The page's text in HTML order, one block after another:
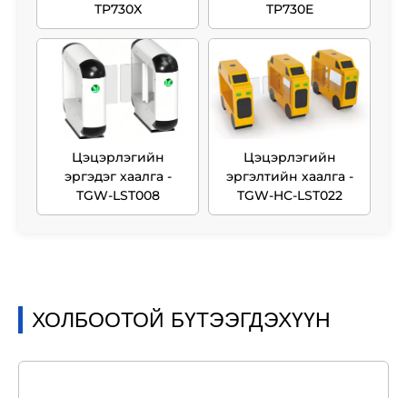
TP730X
TP730E
Цэцэрлэгийн
эргэдэг хаалга -
TGW-LST008
Цэцэрлэгийн
эргэлтийн хаалга -
TGW-HC-LST022
ХОЛБООТОЙ БҮТЭЭГДЭХҮҮН